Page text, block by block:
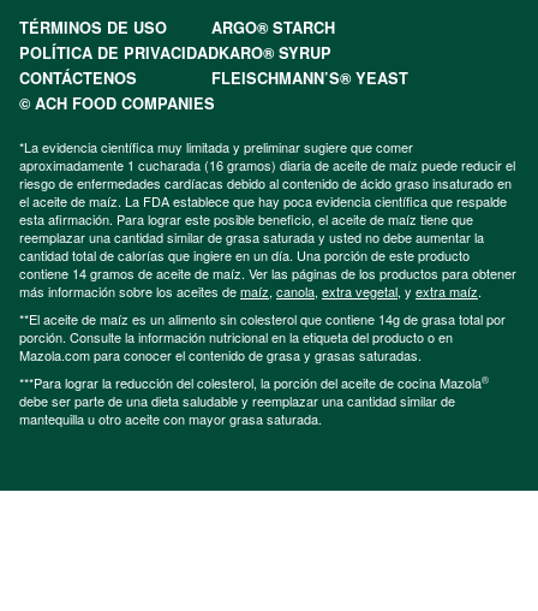
TÉRMINOS DE USO
ARGO® STARCH
POLÍTICA DE PRIVACIDADKARO® SYRUP
CONTÁCTENOS
FLEISCHMANN’S® YEAST
© ACH FOOD COMPANIES
*La evidencia científica muy limitada y preliminar sugiere que comer
aproximadamente 1 cucharada (16 gramos) diaria de aceite de maíz puede reducir el
riesgo de enfermedades cardíacas debido al contenido de ácido graso insaturado en
el aceite de maíz. La FDA establece que hay poca evidencia científica que respalde
esta afirmación. Para lograr este posible beneficio, el aceite de maíz tiene que
reemplazar una cantidad similar de grasa saturada y usted no debe aumentar la
cantidad total de calorías que ingiere en un día. Una porción de este producto
contiene 14 gramos de aceite de maíz. Ver las páginas de los productos para obtener
más información sobre los aceites demaíz, canola, extra vegetal, y extra maíz.
**El aceite de maíz es un alimento sin colesterol que contiene 14g de grasa total por
porción. Consulte la información nutricional en la etiqueta del producto o en
Mazola.com para conocer el contenido de grasa y grasas saturadas.
***Para lograr la reducción del colesterol, la porción del aceite de cocina Mazola®
debe ser parte de una dieta saludable y reemplazar una cantidad similar de
mantequilla u otro aceite con mayor grasa saturada.